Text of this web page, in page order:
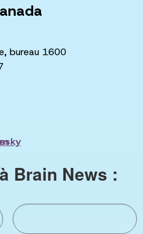
bureau 1600
Brain News :